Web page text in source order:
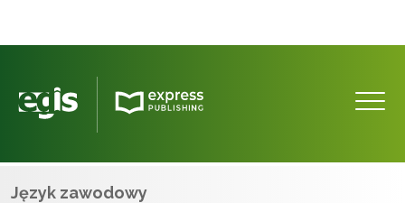
Język zawodowy